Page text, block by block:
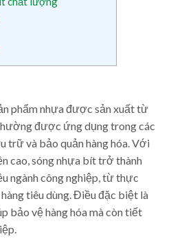
phẩm nhựa được sản xuất từ
được ứng dụng trong các
trữ và bảo quản hàng hóa. Với
cao, sóng nhựa bít trở thành
ngành công nghiệp, từ thực
tiêu dùng. Điều đặc biệt là
bảo vệ hàng hóa mà còn tiết